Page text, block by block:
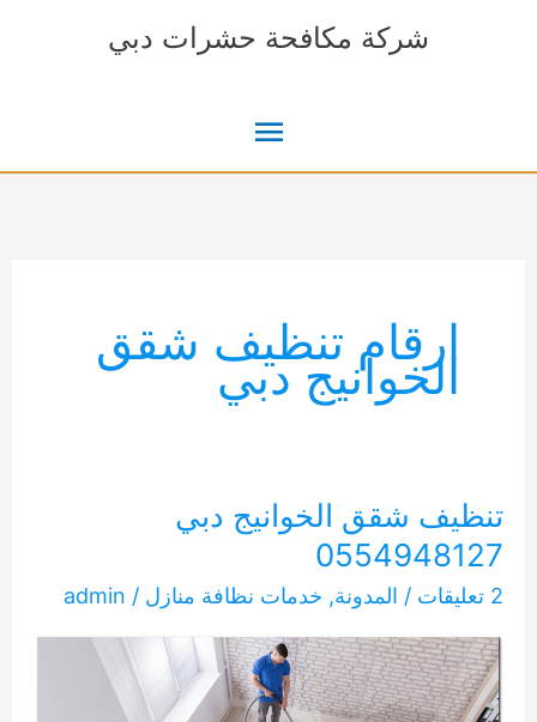
شركة مكافحة حشرات دبي
القائمة
ارقام تنظيف شقق
الخوانيج دبي
تنظيف شقق الخوانيج دبي
0554948127
2 تعليقات / المدونة, خدمات نظافة منازل /
admin